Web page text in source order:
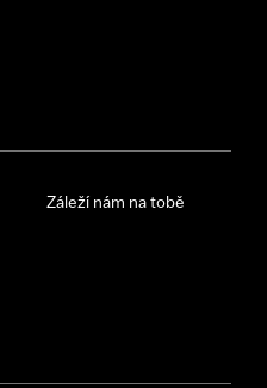
Záleží nám na tobě